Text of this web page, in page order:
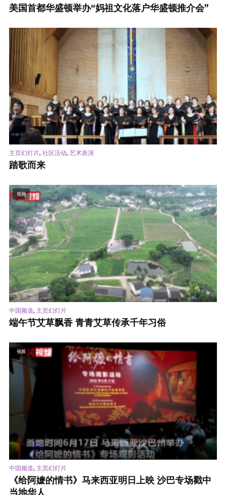
美国首都华盛顿举办“妈祖文化落户华盛顿推介会”
主页幻灯片, 社区活动, 艺术表演
踏歌而来
视频
中国频道, 主页幻灯片
端午节艾草飘香 青青艾草传承千年习俗
视频
中国频道, 主页幻灯片
《给阿嬷的情书》马来西亚明日上映 沙巴专场戳中
当地华人